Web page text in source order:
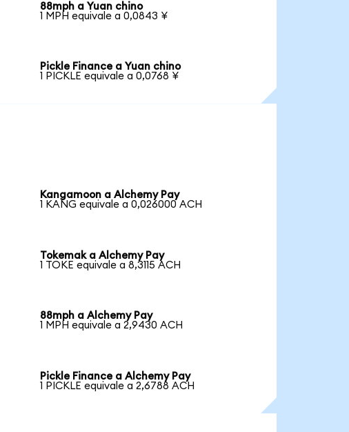
88mph a Yuan chino
1 MPH equivale a 0,0843 ¥
Pickle Finance a Yuan chino
1 PICKLE equivale a 0,0768 ¥
Kangamoon a Alchemy Pay
1 KANG equivale a 0,026000 ACH
Tokemak a Alchemy Pay
1 TOKE equivale a 8,3115 ACH
88mph a Alchemy Pay
1 MPH equivale a 2,9430 ACH
Pickle Finance a Alchemy Pay
1 PICKLE equivale a 2,6788 ACH